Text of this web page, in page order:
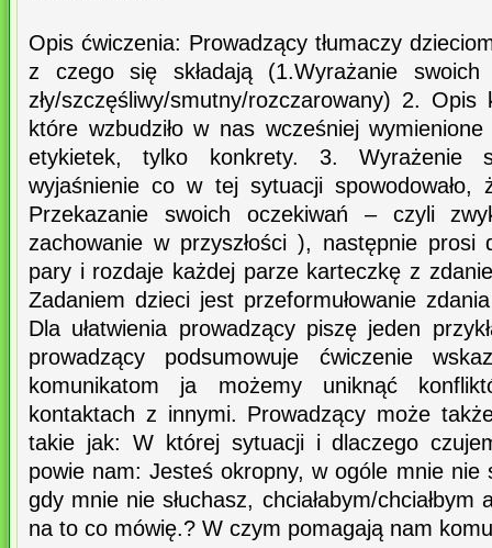
Opis ćwiczenia: Prowadzący tłumaczy
z czego się składają (1.Wyrażanie
zły/szczęśliwy/smutny/rozczarowany) 2. Opis
które wzbudziło w nas wcześniej
etykietek, tylko konkrety. 3. Wyrażenie
wyjaśnienie co w tej sytuacji
Przekazanie swoich oczekiwań – czyli
zachowanie w przyszłości ), następnie prosi
pary i rozdaje każdej parze karteczkę z
Zadaniem dzieci jest przeformułowanie
Dla ułatwienia prowadzący piszę jeden
prowadzący podsumowuje ćwiczenie
komunikatom ja możemy uniknąć
kontaktach z innymi. Prowadzący może
takie jak: W której sytuacji i dlaczego
powie nam: Jesteś okropny, w ogóle mnie nie
gdy mnie nie słuchasz, chciałabym/chciałbym
na to co mówię.? W czym pomagają nam